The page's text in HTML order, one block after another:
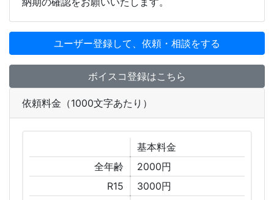
ユーザー登録して、依頼・相談をする
ボイスコ登録はこちら
依頼料金（1000文字あたり）
基本料金
全年齢
2000円
R15
3000円